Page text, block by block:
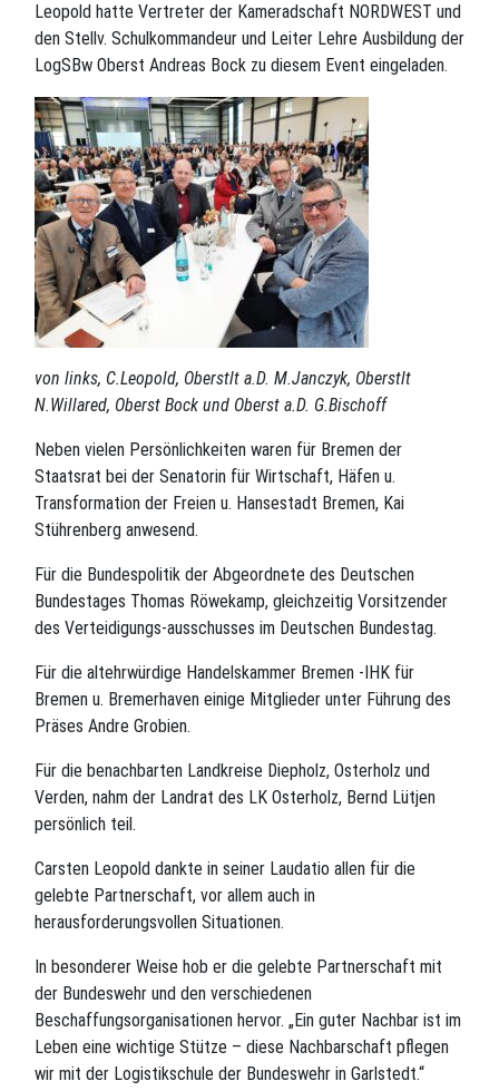
Leopold hatte Vertreter der Kameradschaft NORDWEST und
den Stellv. Schulkommandeur und Leiter Lehre Ausbildung der
LogSBw Oberst Andreas Bock zu diesem Event eingeladen.
von links, C.Leopold, Oberstlt a.D. M.Janczyk, Oberstlt
N.Willared, Oberst Bock und Oberst a.D. G.Bischoff
Neben vielen Persönlichkeiten waren für Bremen der
Staatsrat bei der Senatorin für Wirtschaft, Häfen u.
Transformation der Freien u. Hansestadt Bremen, Kai
Stührenberg anwesend.
Für die Bundespolitik der Abgeordnete des Deutschen
Bundestages Thomas Röwekamp, gleichzeitig Vorsitzender
des Verteidigungs-ausschusses im Deutschen Bundestag.
Für die altehrwürdige Handelskammer Bremen -IHK für
Bremen u. Bremerhaven einige Mitglieder unter Führung des
Präses Andre Grobien.
Für die benachbarten Landkreise Diepholz, Osterholz und
Verden, nahm der Landrat des LK Osterholz, Bernd Lütjen
persönlich teil.
Carsten Leopold dankte in seiner Laudatio allen für die
gelebte Partnerschaft, vor allem auch in
herausforderungsvollen Situationen.
In besonderer Weise hob er die gelebte Partnerschaft mit
der Bundeswehr und den verschiedenen
Beschaffungsorganisationen hervor. „Ein guter Nachbar ist im
Leben eine wichtige Stütze – diese Nachbarschaft pflegen
wir mit der Logistikschule der Bundeswehr in Garlstedt.“